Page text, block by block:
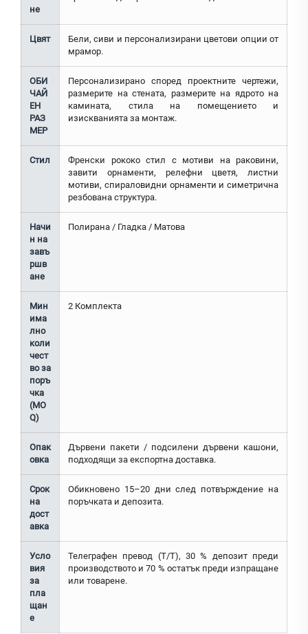
не
Цвят
Бели, сиви и персонализирани цветови опции от
мрамор.
ОБИ
ЧАЙ
ЕН
РАЗ
МЕР
Персонализирано според проектните чертежи,
размерите на стената, размерите на ядрото на
камината, стила на помещението и
изискванията за монтаж.
Стил
Френски рококо стил с мотиви на раковини,
завити орнаменти, релефни цветя, листни
мотиви, спираловидни орнаменти и симетрична
резбована структура.
Начи
н на
завъ
ршв
ане
Полирана / Гладка / Матова
Мин
има
лно
коли
чест
во за
поръ
чка
(MO
Q)
2 Комплекта
Опак
овка
Дървени пакети / подсилени дървени кашони,
подходящи за експортна доставка.
Срок
на
дост
авка
Обикновено 15–20 дни след потвърждение на
поръчката и депозита.
Усло
вия
за
пла
щан
е
Телеграфен превод (T/T), 30 % депозит преди
производството и 70 % остатък преди изпращане
или товарене.